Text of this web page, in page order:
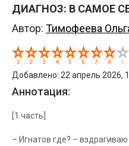
ДИАГНОЗ: В САМОЕ
Автор: Тимофеева
Добавлено: 22 апрель 2026,
Аннотация:
[1 часть]
– Игнатов где? –